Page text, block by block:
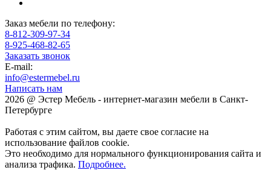
Заказ мебели по телефону:
8-812-309-97-34
8-925-468-82-65
Заказать звонок
E-mail:
info@estermebel.ru
Написать нам
2026 @ Эстер Мебель - интернет-магазин мебели в Санкт-
Петербурге
Работая с этим сайтом, вы даете свое согласие на
использование файлов cookie.
Это необходимо для нормального функционирования сайта и
анализа трафика. Подробнее.